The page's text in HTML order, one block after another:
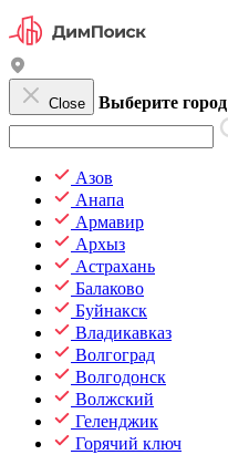
Close Выберите город
Азов
Анапа
Армавир
Архыз
Астрахань
Балаково
Буйнакск
Владикавказ
Волгоград
Волгодонск
Волжский
Геленджик
Горячий ключ